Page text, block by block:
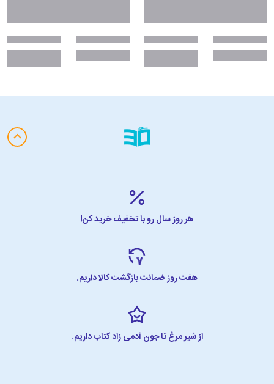
• توانمندسازی و التیام:این مجموعه فراتر از روایت درد، بر رشد شخصی،
تاب‌آوری و عشق به خود تأکید دارد و خوانندگان را با حس امید و تأمل رها
می‌کند.
• تأثیر فرهنگی گسترده:این کتاب بحث‌هایی را پیرامون فمینیسم،
معاصر حائز اهمیت می‌کند.
• پرفروش‌ترین کتاب نیویورک تایمز
بازخوردها به کتاب «شیر و عسل»
• این بهترین چیزی است که تابه‌حال رخ داده: پیدا شدن روپی کائور باعث
شده که فروش شعر چند برابر شود. گاردین (The guardian)
هر روز سال رو با تخفیف خرید کن!
هفت روز ضمانت بازگشت کالا داریم.
از شیر مرغ تا جون آدمی زاد کتاب داریم.